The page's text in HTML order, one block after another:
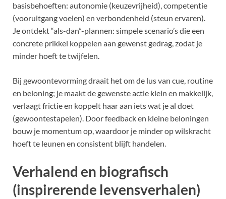
basisbehoeften: autonomie (keuzevrijheid), competentie
(vooruitgang voelen) en verbondenheid (steun ervaren).
Je ontdekt “als-dan”-plannen: simpele scenario’s die een
concrete prikkel koppelen aan gewenst gedrag, zodat je
minder hoeft te twijfelen.
Bij gewoontevorming draait het om de lus van cue, routine
en beloning; je maakt de gewenste actie klein en makkelijk,
verlaagt frictie en koppelt haar aan iets wat je al doet
(gewoontestapelen). Door feedback en kleine beloningen
bouw je momentum op, waardoor je minder op wilskracht
hoeft te leunen en consistent blijft handelen.
Verhalend en biografisch
(inspirerende levensverhalen)